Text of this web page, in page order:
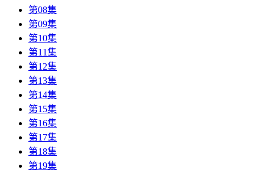
第08集
第09集
第10集
第11集
第12集
第13集
第14集
第15集
第16集
第17集
第18集
第19集